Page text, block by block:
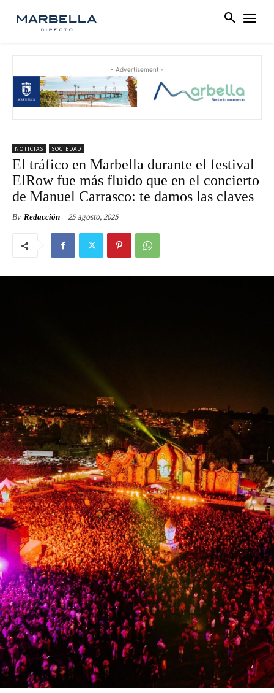
- Advertisement -
NOTICIAS SOCIEDAD
El tráfico en Marbella durante el festival
ElRow fue más fluido que en el concierto
de Manuel Carrasco: te damos las claves
By Redacción 25 agosto, 2025